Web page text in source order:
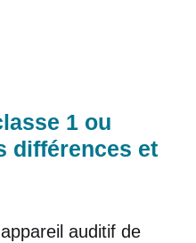
1 ou
différences et
auditif de